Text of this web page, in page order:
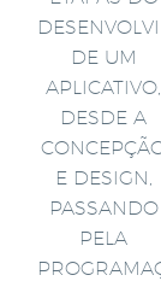
DE UM
APLICATIVO,
DESDE A
E DESIGN,
PASSANDO
PELA